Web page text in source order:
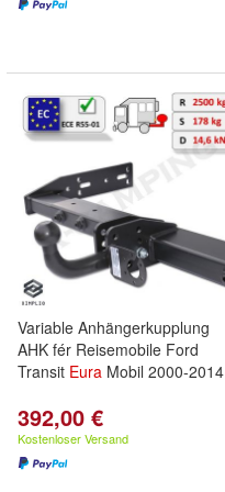
Variable Anhängerkupplung
AHK fér Reisemobile Ford
Transit Eura Mobil 2000-2014
392,00 €
Kostenloser Versand